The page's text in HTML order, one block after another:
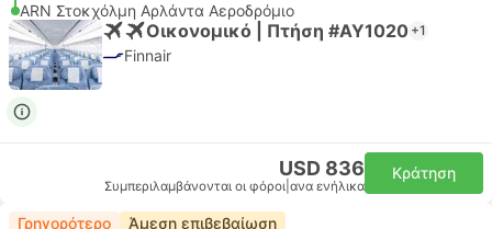
ARN Στοκχόλμη Αρλάντα Αεροδρόμιο
Οικονομικό | Πτήση #AY1020 +1
Finnair
USD 836
Συμπεριλαμβάνονται οι φόροι ανα ενήλικα
Κράτηση
Γρηγορότερο Άμεση επιβεβαίωση